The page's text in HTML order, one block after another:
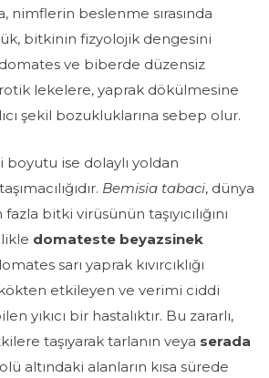
nimflerin beslenme sırasında
bitkinin fizyolojik dengesini
ve biberde düzensiz
lekelere, yaprak dökülmesine
şekil bozukluklarına sebep olur.
boyutu ise dolaylı yoldan
Bemisia tabaci, dünya
bitki virüsünün taşıyıcılığını
domateste beyazsinek
sarı yaprak kıvırcıklığı
kökten etkileyen ve verimi ciddi
yıkıcı bir hastalıktır. Bu zararlı,
taşıyarak tarlanın veya serada
altındaki alanların kısa sürede